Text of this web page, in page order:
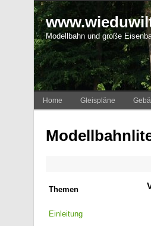
Modellbahn und große
Home Gleispläne
Themen
Einleitung